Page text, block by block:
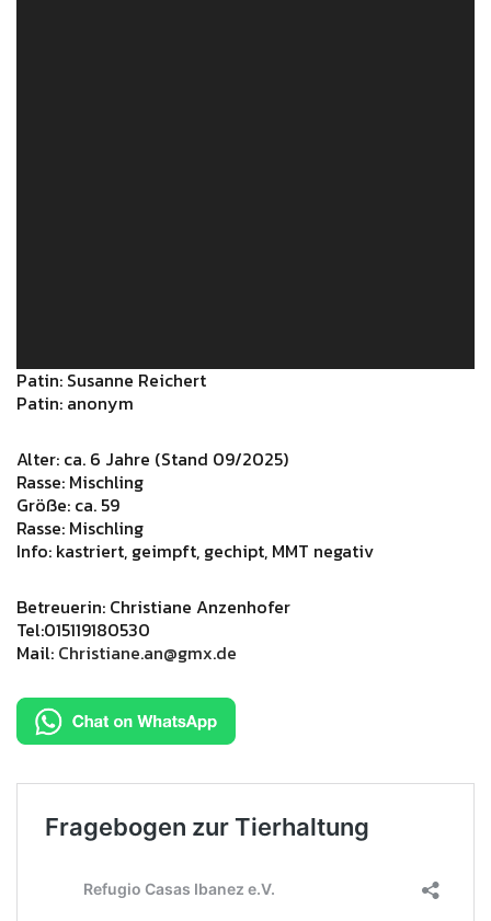
Patin: Susanne Reichert
Patin: anonym
Alter: ca. 6 Jahre (Stand 09/2025)
Rasse: Mischling
Größe: ca. 59
Rasse: Mischling
Info: kastriert, geimpft, gechipt, MMT negativ
Betreuerin: Christiane Anzenhofer
Tel:015119180530
Mail: Christiane.an@gmx.de